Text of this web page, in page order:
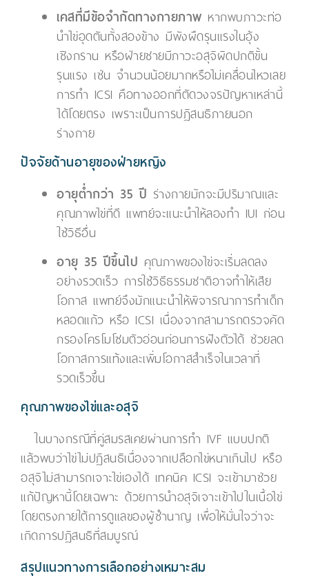
เคสที่มีข้อจำกัดทางกายภาพ หากพบภาวะท่อ
นำไข่อุดตันทั้งสองข้าง มีพังผืดรุนแรงในอุ้ง
เชิงกราน หรือฝ่ายชายมีภาวะอสุจิผิดปกติขั้น
รุนแรง เช่น จำนวนน้อยมากหรือไม่เคลื่อนไหวเลย
การทำ ICSI คือทางออกที่ตัดวงจรปัญหาเหล่านี้
ได้โดยตรง เพราะเป็นการปฏิสนธิภายนอก
ร่างกาย
ปัจจัยด้านอายุของฝ่ายหญิง
อายุต่ำกว่า 35 ปี ร่างกายมักจะมีปริมาณและ
คุณภาพไข่ที่ดี แพทย์จะแนะนำให้ลองทำ IUI ก่อน
ใช้วิธีอื่น
อายุ 35 ปีขึ้นไป คุณภาพของไข่จะเริ่มลดลง
อย่างรวดเร็ว การใช้วิธีธรรมชาติอาจทำให้เสีย
โอกาส แพทย์จึงมักแนะนำให้พิจารณาการทำเด็ก
หลอดแก้ว หรือ ICSI เนื่องจากสามารถตรวจคัด
กรองโครโมโซมตัวอ่อนก่อนการฝังตัวได้ ช่วยลด
โอกาสการแท้งและเพิ่มโอกาสสำเร็จในเวลาที่
รวดเร็วขึ้น
คุณภาพของไข่และอสุจิ
ในบางกรณีที่คู่สมรสเคยผ่านการทำ IVF แบบปกติ
แล้วพบว่าไข่ไม่ปฏิสนธิเนื่องจากเปลือกไข่หนาเกินไป หรือ
อสุจิไม่สามารถเจาะไข่เองได้ เทคนิค ICSI จะเข้ามาช่วย
แก้ปัญหานี้โดยเฉพาะ ด้วยการนำอสุจิเจาะเข้าไปในเนื้อไข่
โดยตรงภายใต้การดูแลของผู้ชำนาญ เพื่อให้มั่นใจว่าจะ
เกิดการปฏิสนธิที่สมบูรณ์
สรุปแนวทางการเลือกอย่างเหมาะสม